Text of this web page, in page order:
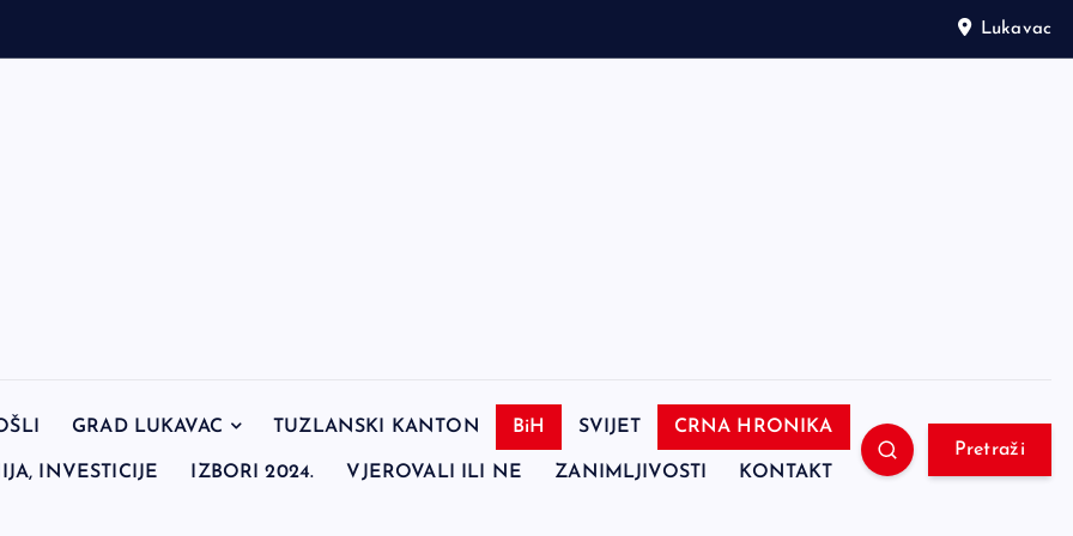
Lukavac
GRAD LUKAVAC TUZLANSKI KANTON BiH SVIJET CRNA HRONIKA
INVESTICIJE IZBORI 2024. VJEROVALI ILI NE ZANIMLJIVOSTI KONTAKT
Pretraži